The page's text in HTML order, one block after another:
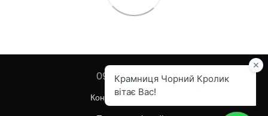
097 455-82-67
Контактна інформація